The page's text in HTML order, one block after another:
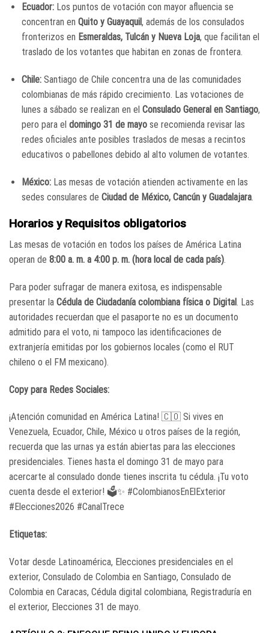
Ecuador:Los puntos de votación con mayor afluencia se
concentran en Quito y Guayaquil, además de los consulados
fronterizos en Esmeraldas, Tulcán y Nueva Loja, que facilitan el
traslado de los votantes que habitan en zonas de frontera.
Chile:Santiago de Chile concentra una de las comunidades
colombianas de más rápido crecimiento. Las votaciones de
lunes a sábado se realizan en el Consulado General en Santiago,
pero para el domingo 31 de mayose recomienda revisar las
redes oficiales ante posibles traslados de mesas a recintos
educativos o pabellones debido al alto volumen de votantes.
México:Las mesas de votación atienden activamente en las
sedes consulares de Ciudad de México, Cancún y Guadalajara.
Horarios y Requisitos obligatorios
Las mesas de votación en todos los países de América Latina
operan de 8:00 a. m. a 4:00 p. m. (hora local de cada país).
Para poder sufragar de manera exitosa, es indispensable
presentar la Cédula de Ciudadanía colombiana física o Digital. Las
autoridades recuerdan que el pasaporte no es un documento
admitido para el voto, ni tampoco las identificaciones de
extranjería emitidas por los gobiernos locales (como el RUT
chileno o el FM mexicano).
Copy para Redes Sociales:
¡Atención comunidad en América Latina! 🇨🇴 Si vives en
Venezuela, Ecuador, Chile, México u otros países de la región,
recuerda que las urnas ya están abiertas para las elecciones
presidenciales. Tienes hasta el domingo 31 de mayo para
acercarte al consulado donde tienes inscrita tu cédula. ¡Tu voto
cuenta desde el exterior! 🗳️✨ #ColombianosEnElExterior
#Elecciones2026 #CanalTrece
Etiquetas:
Votar desde Latinoamérica, Elecciones presidenciales en el
exterior, Consulado de Colombia en Santiago, Consulado de
Colombia en Caracas, Cédula digital colombiana, Registraduría en
el exterior, Elecciones 31 de mayo.